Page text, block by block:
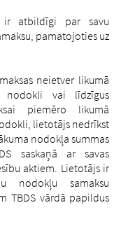
ir atbildīgi par savu
pamatojoties uz
neietver likumā
nodokli vai līdzīgus
piemēro likumā
lietotājs nedrīkst
nodokļa summas
saskaņā ar savas
aktiem. Lietotājs ir
nodokļu samaksu
TBDS vārdā papildus